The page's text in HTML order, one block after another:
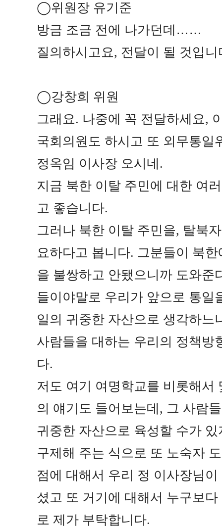
◯위원장 유기준
방금 조금 전에 나가던데 ……
질의하시고요, 전달이 될 것입니
◯강창희 위원
그래요. 나중에 꼭 전달하세요,
국회의원도 하시고 또 외무통일
정옥임 이사장 오시네 .
지금 북한 이탈 주민에 대한 여
고 좋습니다.
그러나 북한 이탈 주민을, 탈북
요하다고 봅니다. 그분들이 북
을 불쌍하고 안됐으니까 도와준
들이야말로 우리가 앞으로 통일
일의 귀중한 자산으로 생각하느
사람들을 대하는 우리의 정책방
다.
저도 여기 여명학교를 비롯해서
의 얘기도 들어보는데 , 그 사람
귀중한 자산으로 육성할 수가 있
구제해 주는 식으로 또 노숙자
점에 대해서 우리 정 이사장님
셨고 또 거기에 대해서 누구보
로 제가 부탁합니다.